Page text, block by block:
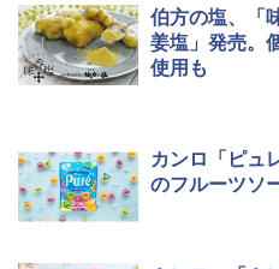
伯方の塩、「
姜塩」発売。
使用も
カンロ「ピュ
のフルーツソ